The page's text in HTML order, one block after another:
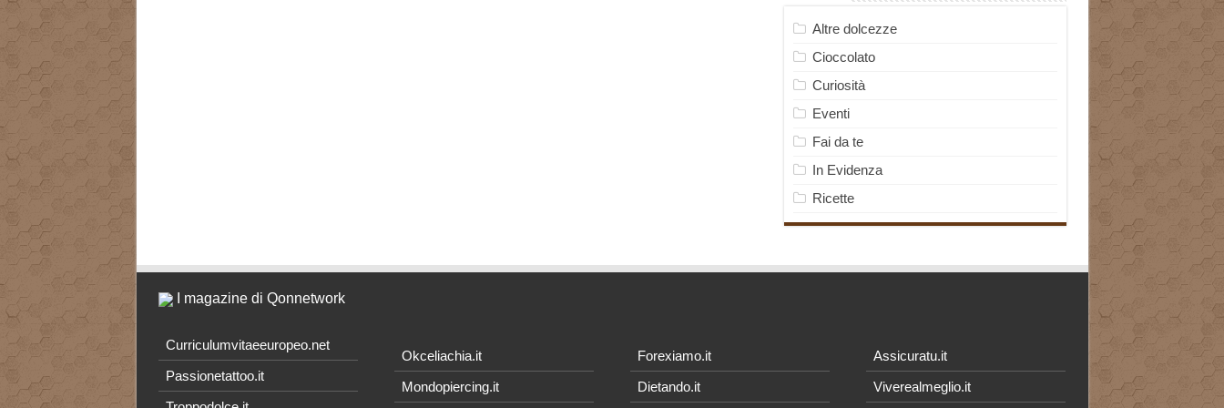
Altre dolcezze
Cioccolato
Curiosità
Eventi
Fai da te
In Evidenza
Ricette
I magazine di Qonnetwork
Curriculumvitaeeuropeo.net
Passionetattoo.it
Okceliachia.it
Mondopiercing.it
Forexiamo.it
Dietando.it
Assicuratu.it
Viverealmeglio.it